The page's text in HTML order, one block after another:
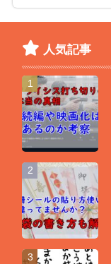
人気記事
1
2
3